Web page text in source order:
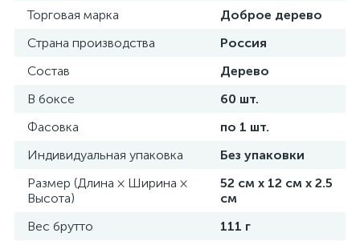
Торговая марка
Доброе дерево
Страна производства
Россия
Состав
Дерево
В боксе
60 шт.
Фасовка
по 1 шт.
Индивидуальная упаковка
Без упаковки
Размер (Длина × Ширина ×
Высота)
52 см х 12 см х 2.5
см
Вес брутто
111 г